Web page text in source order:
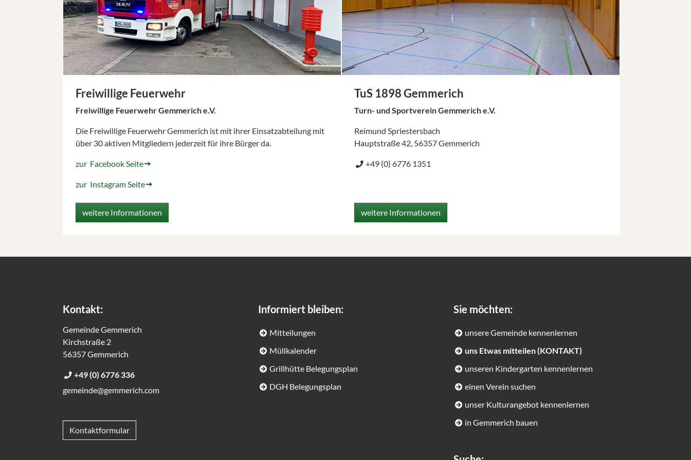
Freiwillige Feuerwehr
Freiwillige Feuerwehr Gemmerich e.V.
Die Freiwillige Feuerwehr Gemmerich ist mit ihrer Einsatzabteilung mit
über 30 aktiven Mitgliedern jederzeit für ihre Bürger da.
zur Facebook Seite
zur Instagram Seite
weitere Informationen
TuS 1898 Gemmerich
Turn- und Sportverein Gemmerich e.V.
Reimund Spriestersbach
Hauptstraße 42, 56357 Gemmerich
+49 (0) 6776 1351
weitere Informationen
Kontakt:
Gemeinde Gemmerich
Kirchstraße 2
56357 Gemmerich
+49 (0) 6776 336
gemeinde@gemmerich.com
Kontaktformular
Informiert bleiben:
Mitteilungen
Müllkalender
Grillhütte Belegungsplan
DGH Belegungsplan
Sie möchten:
unsere Gemeinde kennenlernen
uns Etwas mitteilen (KONTAKT)
unseren Kindergarten kennenlernen
einen Verein suchen
unser Kulturangebot kennenlernen
in Gemmerich bauen